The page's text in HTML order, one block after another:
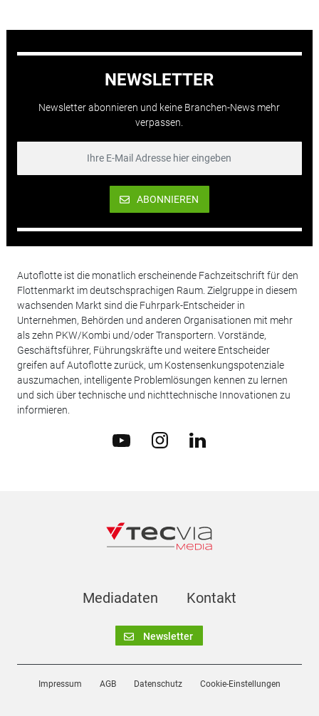
NEWSLETTER
Newsletter abonnieren und keine Branchen-News mehr
verpassen.
ABONNIEREN
Autoflotte ist die monatlich erscheinende Fachzeitschrift für den
Flottenmarkt im deutschsprachigen Raum. Zielgruppe in diesem
wachsenden Markt sind die Fuhrpark-Entscheider in
Unternehmen, Behörden und anderen Organisationen mit mehr
als zehn PKW/Kombi und/oder Transportern. Vorstände,
Geschäftsführer, Führungskräfte und weitere Entscheider
greifen auf Autoflotte zurück, um Kostensenkungspotenziale
auszumachen, intelligente Problemlösungen kennen zu lernen
und sich über technische und nichttechnische Innovationen zu
informieren.
Mediadaten Kontakt
Newsletter
Impressum AGB Datenschutz Cookie-Einstellungen